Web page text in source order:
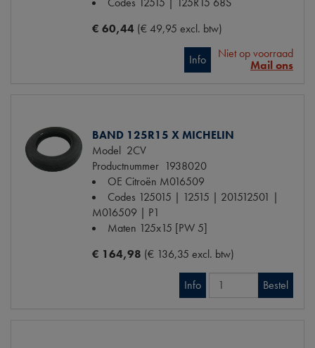
€ 60,44 (€ 49,95 excl. btw)
Info
Niet op voorraad
Mail ons
BAND 125R15 X MICHELIN
Model 2CV
Productnummer 1938020
OE Citroën M016509
Codes 125015 | 12515 | 201512501 |
M016509 | P1
Maten 125x15 [PW 5]
€ 164,98 (€ 136,35 excl. btw)
Info Bestel